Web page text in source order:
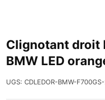
Clignotant droit
BMW LED
UGS: CDLEDOR-BMW-